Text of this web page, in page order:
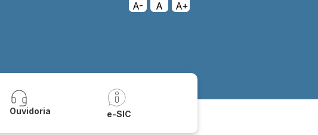
A- A
A+
Ouvidoria e-SIC